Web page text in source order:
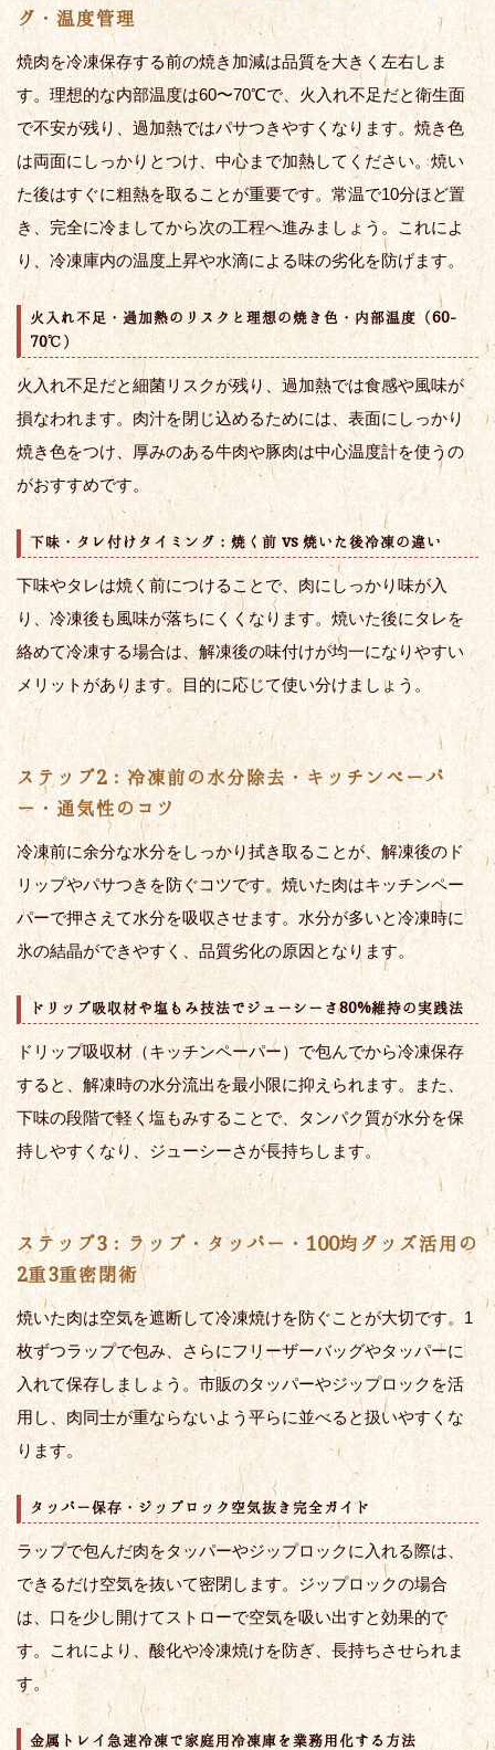
グ・温度管理
焼肉を冷凍保存する前の焼き加減は品質を大きく左右しま
す。理想的な内部温度は60〜70℃で、火入れ不足だと衛生面
で不安が残り、過加熱ではパサつきやすくなります。焼き色
は両面にしっかりとつけ、中心まで加熱してください。焼い
た後はすぐに粗熱を取ることが重要です。常温で10分ほど置
き、完全に冷ましてから次の工程へ進みましょう。これによ
り、冷凍庫内の温度上昇や水滴による味の劣化を防げます。
火入れ不足・過加熱のリスクと理想の焼き色・内部温度（60-
70℃）
火入れ不足だと細菌リスクが残り、過加熱では食感や風味が
損なわれます。肉汁を閉じ込めるためには、表面にしっかり
焼き色をつけ、厚みのある牛肉や豚肉は中心温度計を使うの
がおすすめです。
下味・タレ付けタイミング：焼く前 vs 焼いた後冷凍の違い
下味やタレは焼く前につけることで、肉にしっかり味が入
り、冷凍後も風味が落ちにくくなります。焼いた後にタレを
絡めて冷凍する場合は、解凍後の味付けが均一になりやすい
メリットがあります。目的に応じて使い分けましょう。
ステップ2：冷凍前の水分除去・キッチンペーパ
ー・通気性のコツ
冷凍前に余分な水分をしっかり拭き取ることが、解凍後のド
リップやパサつきを防ぐコツです。焼いた肉はキッチンペー
パーで押さえて水分を吸収させます。水分が多いと冷凍時に
氷の結晶ができやすく、品質劣化の原因となります。
ドリップ吸収材や塩もみ技法でジューシーさ80%維持の実践法
ドリップ吸収材（キッチンペーパー）で包んでから冷凍保存
すると、解凍時の水分流出を最小限に抑えられます。また、
下味の段階で軽く塩もみすることで、タンパク質が水分を保
持しやすくなり、ジューシーさが長持ちします。
ステップ3：ラップ・タッパー・100均グッズ活用の
2重3重密閉術
焼いた肉は空気を遮断して冷凍焼けを防ぐことが大切です。1
枚ずつラップで包み、さらにフリーザーバッグやタッパーに
入れて保存しましょう。市販のタッパーやジップロックを活
用し、肉同士が重ならないよう平らに並べると扱いやすくな
ります。
タッパー保存・ジップロック空気抜き完全ガイド
ラップで包んだ肉をタッパーやジップロックに入れる際は、
できるだけ空気を抜いて密閉します。ジップロックの場合
は、口を少し開けてストローで空気を吸い出すと効果的で
す。これにより、酸化や冷凍焼けを防ぎ、長持ちさせられま
す。
金属トレイ急速冷凍で家庭用冷凍庫を業務用化する方法